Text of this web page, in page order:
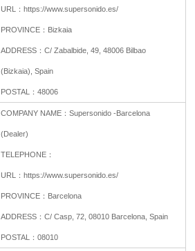
URL： https://www.supersonido.es/
PROVINCE： Bizkaia
ADDRESS： C/ Zabalbide, 49, 48006 Bilbao
(Bizkaia), Spain
POSTAL： 48006
COMPANY NAME： Supersonido -Barcelona
(Dealer)
TELEPHONE：
URL： https://www.supersonido.es/
PROVINCE： Barcelona
ADDRESS： C/ Casp, 72, 08010 Barcelona, Spain
POSTAL： 08010